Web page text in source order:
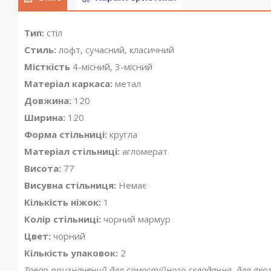
Тип: стіл
Стиль: лофт, сучасний, класичний
Місткість 4-місний, 3-місний
Матеріал каркаса: метал
Довжина: 120
Ширина: 120
Форма стільниці: кругла
Матеріал стільниці: агломерат
Висота: 77
Висувна стільниця: Немає
Кількість ніжок: 1
Колір стільниці: чорний мармур
Цвет: чорний
Кількість упаковок: 2